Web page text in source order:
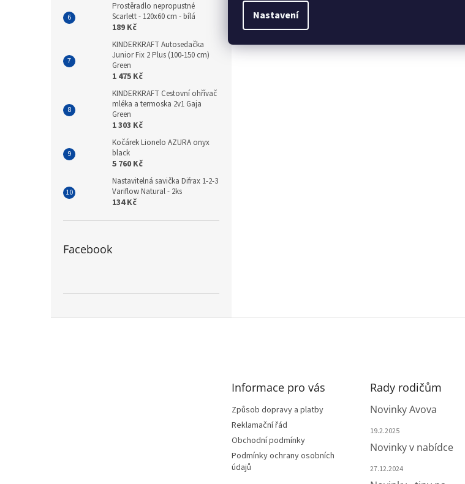
Nastavení
Prostěradlo nepropustné
Scarlett - 120x60 cm - bílá
189 Kč
KINDERKRAFT Autosedačka
Junior Fix 2 Plus (100-150 cm)
Green
1 475 Kč
KINDERKRAFT Cestovní ohřívač
mléka a termoska 2v1 Gaja
Green
1 303 Kč
Kočárek Lionelo AZURA onyx
black
5 760 Kč
Nastavitelná savička Difrax 1-2-3
Variflow Natural - 2ks
134 Kč
Facebook
Informace pro vás
Způsob dopravy a platby
Reklamační řád
Obchodní podmínky
Podmínky ochrany osobních
údajů
Rady rodičům
Novinky Avova
19.2.2025
Novinky v nabídce
27.12.2024